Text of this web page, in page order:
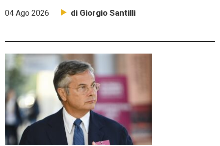
04 Ago 2026 di Giorgio Santilli